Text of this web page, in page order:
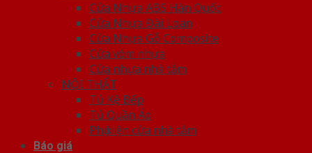
Cửa Nhựa ABS Hàn Quốc
Cửa Nhựa Đài Loan
Cửa Nhựa Gỗ Composite
Cửa vòm nhựa
Cửa nhựa nhà tắm
NỘI THẤT
Tủ Kệ Bếp
Tủ Quần Áo
Phụ kiện cửa nhà tắm
Báo giá